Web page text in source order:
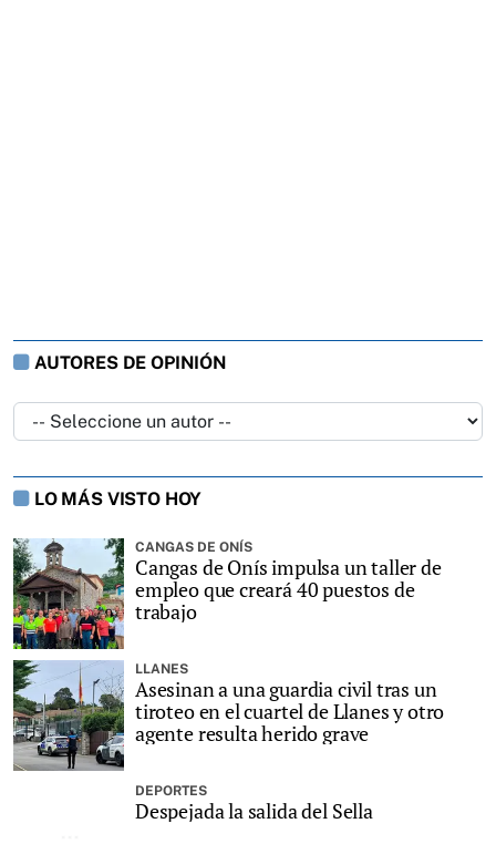
AUTORES DE OPINIÓN
LO MÁS VISTO HOY
CANGAS DE ONÍS
Cangas de Onís impulsa un taller de
empleo que creará 40 puestos de
trabajo
LLANES
Asesinan a una guardia civil tras un
tiroteo en el cuartel de Llanes y otro
agente resulta herido grave
DEPORTES
Despejada la salida del Sella